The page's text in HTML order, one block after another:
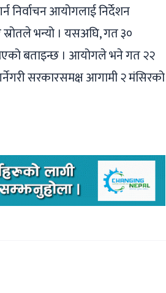
निर्वाचन आयोगलाई निर्देशन
भन्यो । यसअघि, गत ३०
बताइन्छ । आयोगले भने गत २२
सरकारसमक्ष आगामी २ मंसिरको